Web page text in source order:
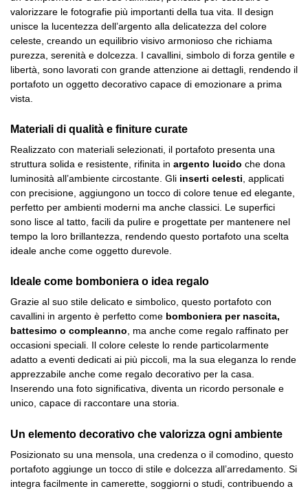
valorizzare le fotografie più importanti della tua vita. Il design
unisce la lucentezza dell’argento alla delicatezza del colore
celeste, creando un equilibrio visivo armonioso che richiama
purezza, serenità e dolcezza. I cavallini, simbolo di forza gentile e
libertà, sono lavorati con grande attenzione ai dettagli, rendendo il
portafoto un oggetto decorativo capace di emozionare a prima
vista.
Materiali di qualità e finiture curate
Realizzato con materiali selezionati, il portafoto presenta una
struttura solida e resistente, rifinita in argento lucido che dona
luminosità all’ambiente circostante. Gli inserti celesti, applicati
con precisione, aggiungono un tocco di colore tenue ed elegante,
perfetto per ambienti moderni ma anche classici. Le superfici
sono lisce al tatto, facili da pulire e progettate per mantenere nel
tempo la loro brillantezza, rendendo questo portafoto una scelta
ideale anche come oggetto durevole.
Ideale come bomboniera o idea regalo
Grazie al suo stile delicato e simbolico, questo portafoto con
cavallini in argento è perfetto come bomboniera per nascita,
battesimo o compleanno, ma anche come regalo raffinato per
occasioni speciali. Il colore celeste lo rende particolarmente
adatto a eventi dedicati ai più piccoli, ma la sua eleganza lo rende
apprezzabile anche come regalo decorativo per la casa.
Inserendo una foto significativa, diventa un ricordo personale e
unico, capace di raccontare una storia.
Un elemento decorativo che valorizza ogni ambiente
Posizionato su una mensola, una credenza o il comodino, questo
portafoto aggiunge un tocco di stile e dolcezza all’arredamento. Si
integra facilmente in camerette, soggiorni o studi, contribuendo a